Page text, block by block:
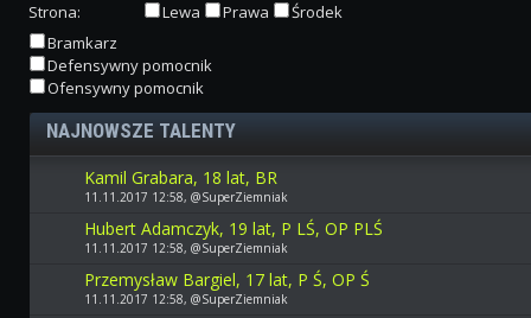
Strona: Lewa Prawa
Środek
Bramkarz
Defensywny pomocnik
Ofensywny pomocnik
NAJNOWSZE TALENTY
Kamil Grabara, 18 lat, BR
11.11.2017 12:58, @SuperZiemniak
Hubert Adamczyk, 19 lat, P LŚ, OP PLŚ
11.11.2017 12:58, @SuperZiemniak
Przemysław Bargiel, 17 lat, P Ś, OP Ś
11.11.2017 12:58, @SuperZiemniak